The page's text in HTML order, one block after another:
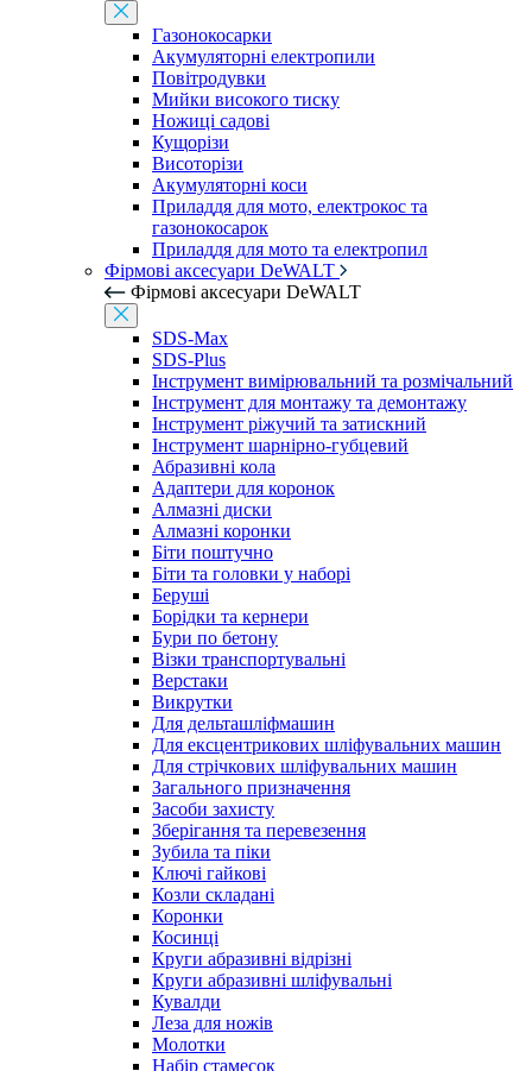
Газонокосарки
Акумуляторні електропили
Повітродувки
Мийки високого тиску
Ножиці садові
Кущорізи
Висоторізи
Акумуляторні коси
Приладдя для мото, електрокос та
газонокосарок
Приладдя для мото та електропил
Фірмові аксесуари DeWALT
Фірмові аксесуари DeWALT
SDS-Max
SDS-Plus
Інструмент вимірювальний та розмічальний
Інструмент для монтажу та демонтажу
Інструмент ріжучий та затискний
Інструмент шарнірно-губцевий
Абразивні кола
Адаптери для коронок
Алмазні диски
Алмазні коронки
Біти поштучно
Біти та головки у наборі
Беруші
Борідки та кернери
Бури по бетону
Візки транспортувальні
Верстаки
Викрутки
Для дельташліфмашин
Для ексцентрикових шліфувальних машин
Для стрічкових шліфувальних машин
Загального призначення
Засоби захисту
Зберігання та перевезення
Зубила та піки
Ключі гайкові
Козли складані
Коронки
Косинці
Круги абразивні відрізні
Круги абразивні шліфувальні
Кувалди
Леза для ножів
Молотки
Набір стамесок